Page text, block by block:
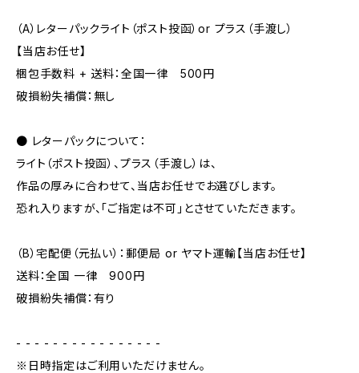
（A）レターパックライト（ポスト投函）or プラス（手渡し）
【当店お任せ】
梱包手数料 + 送料：全国一律 500円
破損紛失補償：無し
● レターパックについて：
ライト（ポスト投函）、プラス（手渡し）は、
作品の厚みに合わせて、当店お任せでお選びします。
恐れ入りますが、「ご指定は不可」とさせていただきます。
（B）宅配便（元払い）：郵便局 or ヤマト運輸【当店お任せ】
送料：全国 一律 900円
破損紛失補償：有り
- - - - - - - - - - - - - - - -
※日時指定はご利用いただけません。